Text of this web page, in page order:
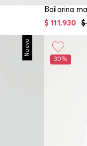
$
$ 111 .930
Nuevo
30%